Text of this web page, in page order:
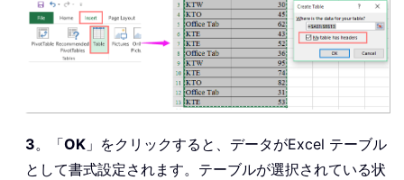
3。「OK 」をクリックすると、データがExcel テーブル
として書式設定されます。テーブルが選択されている状